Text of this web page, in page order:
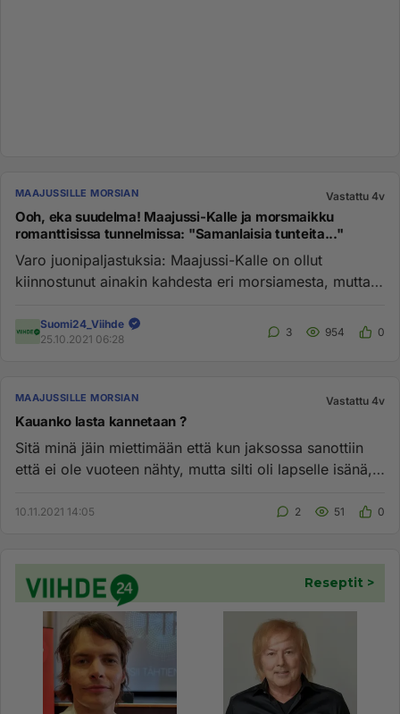
MAAJUSSILLE MORSIAN Vastattu 4v
Ooh, eka suudelma! Maajussi-Kalle ja morsmaikku
romanttisissa tunnelmissa: "Samanlaisia tunteita..."
Varo juonipaljastuksia: Maajussi-Kalle on ollut
kiinnostunut ainakin kahdesta eri morsiamesta, mutta
Suomi24_Viihde
25.10.2021 06:28
3 954 0
MAAJUSSILLE MORSIAN Vastattu 4v
Kauanko lasta kannetaan ?
Sitä minä jäin miettimään että kun jaksossa sanottiin
että ei ole vuoteen nähty, mutta silti oli lapselle isänä,
10.11.2021 14:05 2 51 0